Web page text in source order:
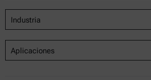
Industria
Aplicaciones